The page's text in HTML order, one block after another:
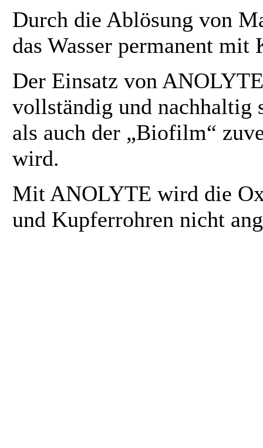
Durch die Ablösung von
das Wasser permanent
Der Einsatz von
vollständig und nachhaltig
als auch der „Biofilm“
wird.
Mit ANOLYTE wird die
und Kupferrohren nicht